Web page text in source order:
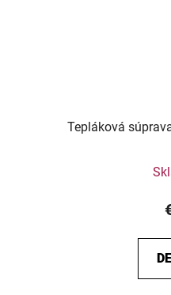
Tepláková